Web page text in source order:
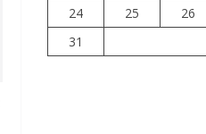
24
25 26
31